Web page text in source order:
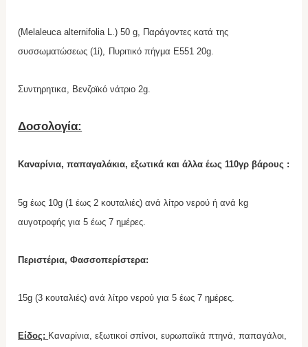
(Melaleuca alternifolia L.) 50 g,
Παράγοντες κατά της
συσσωματώσεως (1ί),
Πυριτικό πήγμα E551 20g.
Συντηρητικα, Βενζοϊκό νάτριο 2g.
Δοσολογία:
Καναρίνια, παπαγαλάκια, εξωτικά και άλλα έως 110γρ βάρους :
5g έως 10g (1 έως 2 κουταλιές) ανά λίτρο νερού ή ανά kg
αυγοτροφής για 5 έως 7 ημέρες.
Περιστέρια, Φασσοπερίστερα:
15g (3 κουταλιές) ανά λίτρο νερού για 5 έως 7 ημέρες.
Είδος: Καναρίνια, εξωτικοί σπίνοι, ευρωπαϊκά πτηνά, παπαγάλοι,